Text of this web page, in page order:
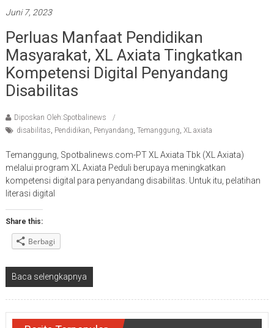
Juni 7, 2023
Perluas Manfaat Pendidikan
Masyarakat, XL Axiata Tingkatkan
Kompetensi Digital Penyandang
Disabilitas
Diposkan Oleh:Spotbalinews
disabilitas Pendidikan Penyandang Temanggung XL axiata
Temanggung, Spotbalinews.com-PT XL Axiata Tbk (XL Axiata)
melalui program XL Axiata Peduli berupaya meningkatkan
kompetensi digital para penyandang disabilitas. Untuk itu, pelatihan
literasi digital
Share this:
Berbagi
Baca selengkapnya